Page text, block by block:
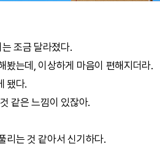
조금 달라졌다.
봤는데, 이상하게 마음이 편해지더라.
됐다.
같은 느낌이 있잖아.
리는 것 같아서 신기하다.